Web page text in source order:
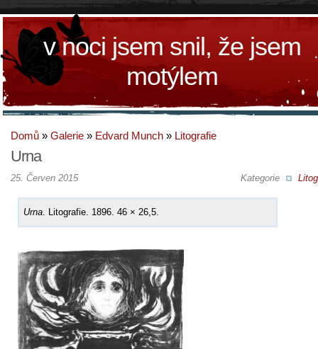
v noci jsem snil, že jsem
motýlem
Domů » Galerie » Edvard Munch » Litografie
Urna
Kategorie
25. Červen 2015
Urna . Litografie. 1896. 46 × 26,5.